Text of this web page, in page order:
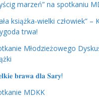
marzeń” na spotkaniu
książka-wielki człowiek” –
trwa!
Młodzieżowego
𝐛𝐫𝐚𝐰𝐚 𝐝𝐥𝐚 𝐒𝐚𝐫𝐲!
MDKK